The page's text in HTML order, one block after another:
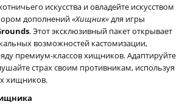
искусства и овладейте искусством
дополнений«Хищник»для игры
. Этот эксклюзивный пакет открывает
возможностей кастомизации,
премиум-классов хищников. Адаптируйте
страх своим противникам, используя
хищников.